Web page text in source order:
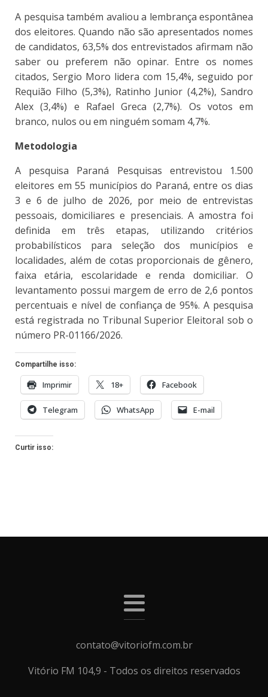
A pesquisa também avaliou a lembrança espontânea
dos eleitores. Quando não são apresentados nomes
de candidatos, 63,5% dos entrevistados afirmam não
saber ou preferem não opinar. Entre os nomes
citados, Sergio Moro lidera com 15,4%, seguido por
Requião Filho (5,3%), Ratinho Junior (4,2%), Sandro
Alex (3,4%) e Rafael Greca (2,7%). Os votos em
branco, nulos ou em ninguém somam 4,7%.
Metodologia
A pesquisa Paraná Pesquisas entrevistou 1.500
eleitores em 55 municípios do Paraná, entre os dias
3 e 6 de julho de 2026, por meio de entrevistas
pessoais, domiciliares e presenciais. A amostra foi
definida em três etapas, utilizando critérios
probabilísticos para seleção dos municípios e
localidades, além de cotas proporcionais de gênero,
faixa etária, escolaridade e renda domiciliar. O
levantamento possui margem de erro de 2,6 pontos
percentuais e nível de confiança de 95%. A pesquisa
está registrada no Tribunal Superior Eleitoral sob o
número PR-01166/2026.
Compartilhe isso:
Imprimir 18+ Facebook
Telegram WhatsApp E-mail
Curtir isso:
contato@vitoriofm.com.br
Vitório FM 104,9 - Todos os direitos reservados